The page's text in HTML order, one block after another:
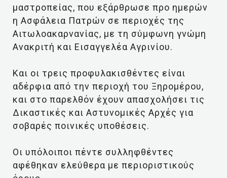
μαστροπείας, που εξάρθρωσε προ ημερών
η Ασφάλεια Πατρών σε περιοχές της
Αιτωλοακαρνανίας, με τη σύμφωνη γνώμη
Ανακριτή και Εισαγγελέα Αγρινίου.
Και οι τρεις προφυλακισθέντες είναι
αδέρφια από την περιοχή του Ξηρομέρου,
και στο παρελθόν έχουν απασχολήσει τις
Δικαστικές και Αστυνομικές Αρχές για
σοβαρές ποινικές υποθέσεις.
Οι υπόλοιποι πέντε συλληφθέντες
αφέθηκαν ελεύθερα με περιοριστικούς